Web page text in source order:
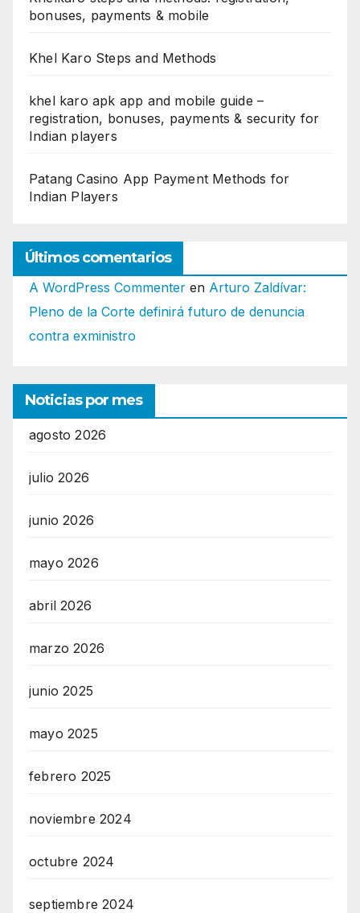
bonuses, payments & mobile
Khel Karo Steps and Methods
khel karo apk app and mobile guide –
registration, bonuses, payments & security for
Indian players
Patang Casino App Payment Methods for
Indian Players
Últimos comentarios
A WordPress Commenter en Arturo Zaldívar:
Pleno de la Corte definirá futuro de denuncia
contra exministro
Noticias por mes
agosto 2026
julio 2026
junio 2026
mayo 2026
abril 2026
marzo 2026
junio 2025
mayo 2025
febrero 2025
noviembre 2024
octubre 2024
septiembre 2024